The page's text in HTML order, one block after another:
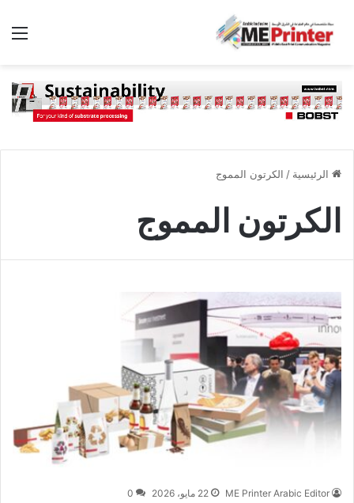
الرئيسية / الكرتون المموج
الكرتون المموج
ME Printer Arabic Editor 22 مايو، 2026 0